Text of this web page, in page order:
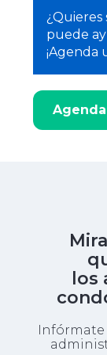
puede
¡Agenda
los
Infórmate